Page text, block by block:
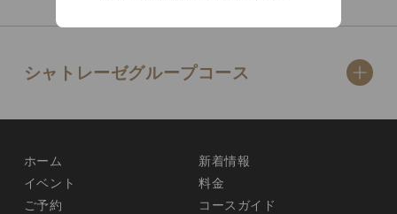
シャトレーゼグループコース
ホーム
新着情報
イベント
料金
ご予約
コースガイド